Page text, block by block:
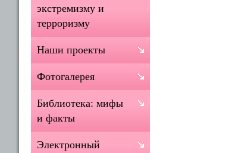
экстремизму и
терроризму
Наши проекты
Фотогалерея
Библиотека: мифы
и факты
Электронный